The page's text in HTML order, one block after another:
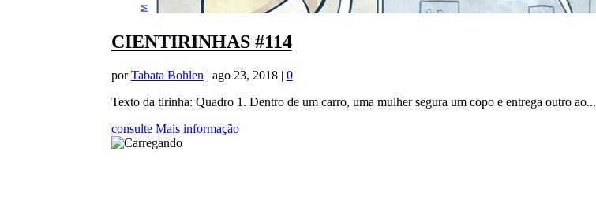
CIENTIRINHAS #114
porTabata Bohlen | ago 23, 2018| 0
Texto da tirinha: Quadro 1. Dentro de um carro, uma mulher segura um copo e entrega outro ao...
consulte Mais informação